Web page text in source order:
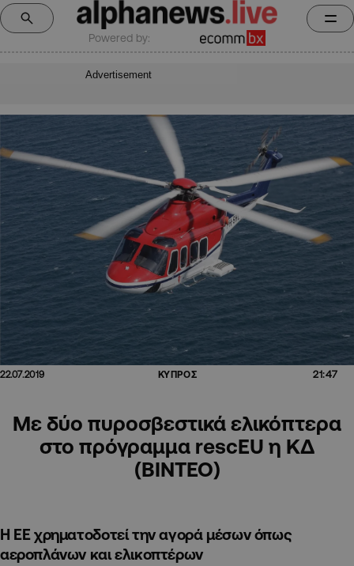
Powered by:
Advertisement
22.07.2019 ΚΥΠΡΟΣ 21:47
Με δύο πυροσβεστικά ελικόπτερα
στο πρόγραμμα rescEU η ΚΔ
(ΒΙΝΤΕΟ)
Η ΕΕ χρηματοδοτεί την αγορά μέσων όπως
αεροπλάνων και ελικοπτέρων